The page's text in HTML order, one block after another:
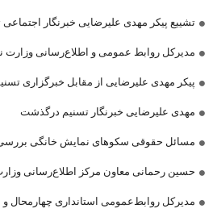
تشییع پیکر مهدی علیرضایی خبرنگار اجتماعی
مدیرکل روابط عمومی و اطلاع‌رسانی
پیکر مهدی علیرضایی از مقابل خبرگزاری
مهدی علیرضایی خبرنگار تسنیم درگذشت
مسائل حقوقی سکوهای نمایش خانگی
حسین رحمانی معاون مرکز اطلاع‌رسانی
مدیرکل روابط‌عمومی استانداری چهارمحال